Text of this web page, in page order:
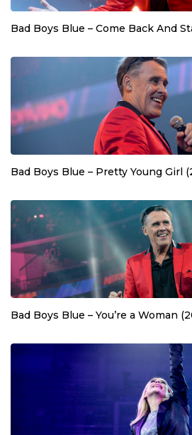
Bad Boys Blue – Come Back And
Bad Boys Blue – Pretty Young Girl
Bad Boys Blue – You’re a Woman